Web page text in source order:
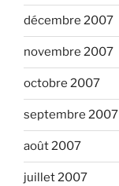
décembre 2007
novembre 2007
octobre 2007
septembre 2007
août 2007
juillet 2007